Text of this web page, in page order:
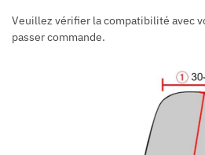
Veuillez vérifier la compatibilité avec
passer commande.